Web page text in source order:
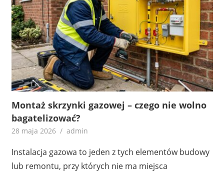
Montaż skrzynki gazowej – czego nie wolno
bagatelizować?
28 maja 2026 admin
Instalacja gazowa to jeden z tych elementów budowy
lub remontu, przy których nie ma miejsca